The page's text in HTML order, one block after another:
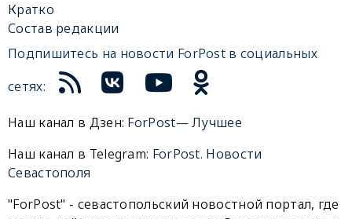
Кратко
Состав редакции
Подпишитесь на новости ForPost в социальных
сетях:
Наш канал в Дзен: ForPost— Лучшее
Наш канал в Telegram: ForPost. Новости
Севастополя
"ForPost" - севастопольский новостной портал, где